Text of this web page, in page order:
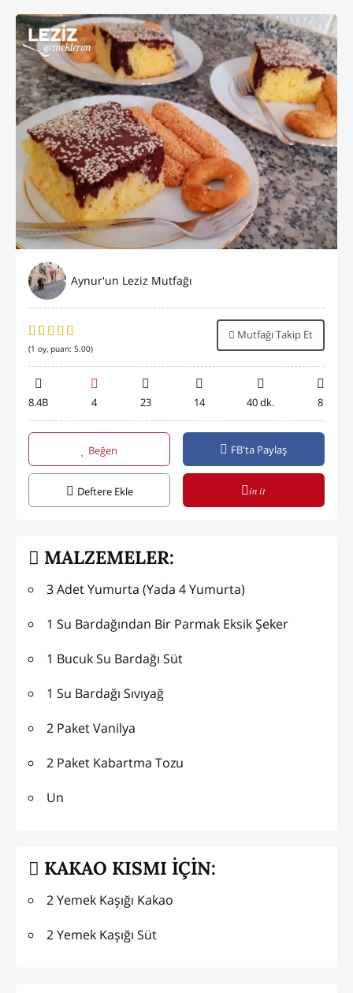
Aynur'un Leziz Mutfağı
(1 oy, puan: 5.00)
Mutfağı Takip Et
8.4B 4 23 14 40 dk. 8
Beğen FB'ta Paylaş
Deftere Ekle in it
MALZEMELER:
3 Adet Yumurta (Yada 4 Yumurta)
1 Su Bardağından Bir Parmak Eksik Şeker
1 Bucuk Su Bardağı Süt
1 Su Bardağı Sıvıyağ
2 Paket Vanilya
2 Paket Kabartma Tozu
Un
KAKAO KISMI İÇİN:
2 Yemek Kaşığı Kakao
2 Yemek Kaşığı Süt